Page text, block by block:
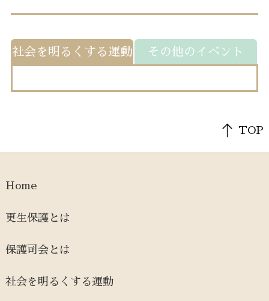
社会を明るくする運動 その他のイベント
TOP
Home
更生保護とは
保護司会とは
社会を明るくする運動